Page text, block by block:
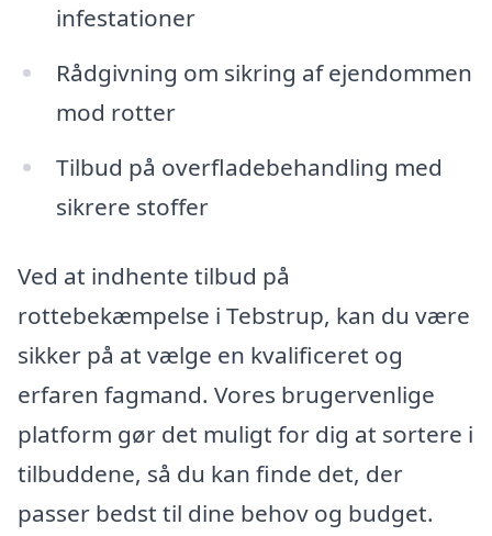
infestationer
Rådgivning om sikring af ejendommen
mod rotter
Tilbud på overfladebehandling med
sikrere stoffer
Ved at indhente tilbud på
rottebekæmpelse i Tebstrup, kan du være
sikker på at vælge en kvalificeret og
erfaren fagmand. Vores brugervenlige
platform gør det muligt for dig at sortere i
tilbuddene, så du kan finde det, der
passer bedst til dine behov og budget.